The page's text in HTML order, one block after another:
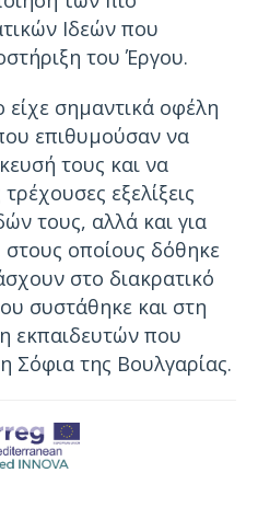
Ιδεών που
του Έργου.
σημαντικά οφέλη
επιθυμούσαν να
τους και να
εξελίξεις
τους, αλλά και για
στους οποίους δόθηκε
στο διακρατικό
συστάθηκε και στη
εκπαιδευτών που
Σόφια της Βουλγαρίας.